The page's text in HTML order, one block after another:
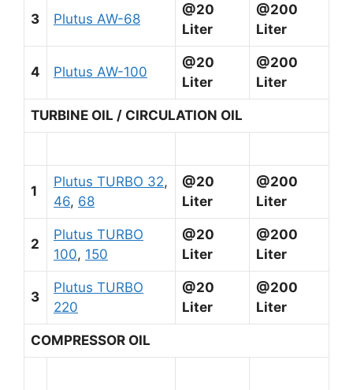
3 Plutus AW-68
@20
Liter
@200
Liter
4 Plutus AW-100
@20
Liter
@200
Liter
TURBINE OIL / CIRCULATION OIL
1
Plutus TURBO 32,
46, 68
@20
Liter
@200
Liter
2
Plutus TURBO
100, 150
@20
Liter
@200
Liter
3
Plutus TURBO
220
@20
Liter
@200
Liter
COMPRESSOR OIL